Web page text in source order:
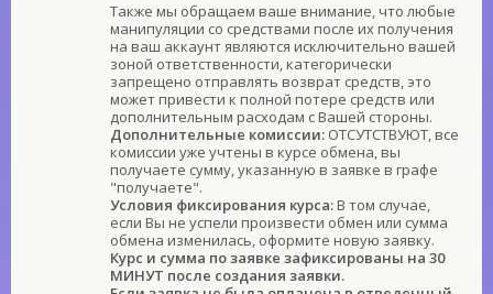
Также мы обращаем ваше внимание, что любые
манипуляции со средствами после их получения
на ваш аккаунт являются исключительно вашей
зоной ответственности, категорически
запрещено отправлять возврат средств, это
может привести к полной потере средств или
дополнительным расходам с Вашей стороны.
Дополнительные комиссии: ОТСУТСТВУЮТ, все
комиссии уже учтены в курсе обмена, вы
получаете сумму, указанную в заявке в графе
"получаете".
Условия фиксирования курса: В том случае,
если Вы не успели произвести обмен или сумма
обмена изменилась, оформите новую заявку.
Курс и сумма по заявке зафиксированы на 30
МИНУТ после создания заявки.